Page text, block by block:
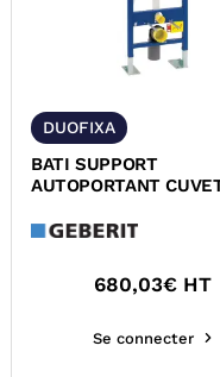
DUOFIXA
BATI SUPPORT
AUTOPORTANT
UP320 GEBERIT
680,03€ HT
Se connecter